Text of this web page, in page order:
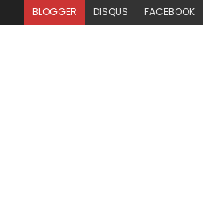
BLOGGER DISQUS FACEBOOK